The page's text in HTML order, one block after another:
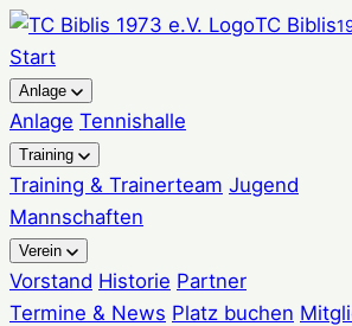
Zum
Inhalt
springen
TC Biblis
Start
Anlage
Anlage Tennishalle
Training
Training & Trainerteam Jugend
Mannschaften
Verein
Vorstand Historie Partner
Termine & News Platz buchen